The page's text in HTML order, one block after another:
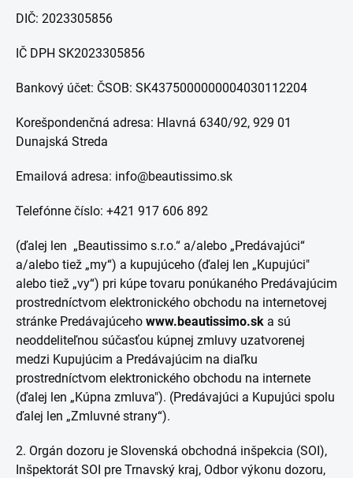
DIČ: 2023305856
IČ DPH SK2023305856
Bankový účet: ČSOB: SK4375000000004030112204
Korešpondenčná adresa: Hlavná 6340/92, 929 01
Dunajská Streda
Emailová adresa: info@beautissimo.sk
Telefónne číslo: +421 917 606 892
(ďalej len „Beautissimo s.r.o.“ a/alebo „Predávajúci“
a/alebo tiež „my“) a kupujúceho (ďalej len „Kupujúci"
alebo tiež „vy“) pri kúpe tovaru ponúkaného Predávajúcim
prostredníctvom elektronického obchodu na internetovej
stránke Predávajúceho www.beautissimo.sk a sú
neoddeliteľnou súčasťou kúpnej zmluvy uzatvorenej
medzi Kupujúcim a Predávajúcim na diaľku
prostredníctvom elektronického obchodu na internete
(ďalej len „Kúpna zmluva"). (Predávajúci a Kupujúci spolu
ďalej len „Zmluvné strany“).
2. Orgán dozoru je Slovenská obchodná inšpekcia (SOI),
Inšpektorát SOI pre Trnavský kraj, Odbor výkonu dozoru,